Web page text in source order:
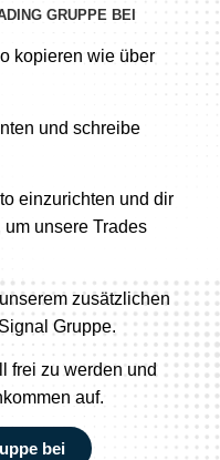
GRUPPE BEI
kopieren wie über
und schreibe
einzurichten und dir
unsere Trades
zusätzlichen
Gruppe.
frei zu werden und
auf.
bei